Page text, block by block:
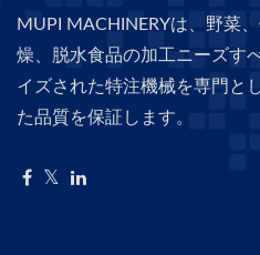
MUPI MACHINERYは、野菜
燥、脱水食品の加工ニーズす
イズされた特注機械を専門と
た品質を保証します。